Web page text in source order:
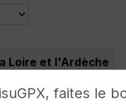
Loire et l'Ardèche
3960 m
faites le